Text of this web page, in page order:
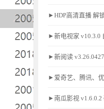
►HDP高清直播 解
►新电视家 v10.3.0
►新阅读
►爱奇艺、腾讯、
►南瓜影视 v1.6.0.2